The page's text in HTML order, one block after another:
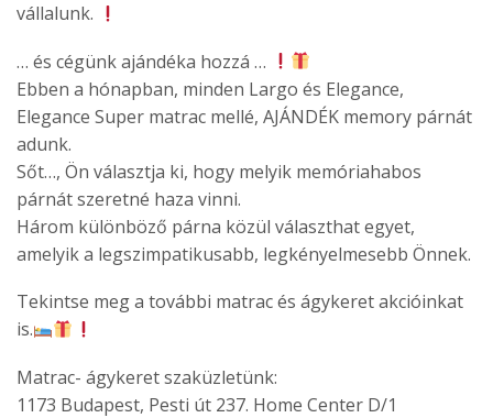
vállalunk.
… és cégünk ajándéka hozzá …
Ebben a hónapban, minden Largo és Elegance,
Elegance Super matrac mellé, AJÁNDÉK memory párnát
adunk.
Sőt…, Ön választja ki, hogy melyik memóriahabos
párnát szeretné haza vinni.
Három különböző párna közül választhat egyet,
amelyik a legszimpatikusabb, legkényelmesebb Önnek.
Tekintse meg a további matrac és ágykeret akcióinkat
is.
Matrac- ágykeret szaküzletünk:
1173 Budapest, Pesti út 237. Home Center D/1